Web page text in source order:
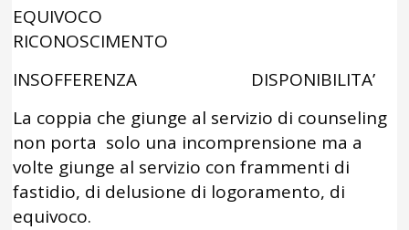
EQUIVOCO
RICONOSCIMENTO
INSOFFERENZA DISPONIBILITA’
La coppia che giunge al servizio di counseling
non porta solo una incomprensione ma a
volte giunge al servizio con frammenti di
fastidio, di delusione di logoramento, di
equivoco.